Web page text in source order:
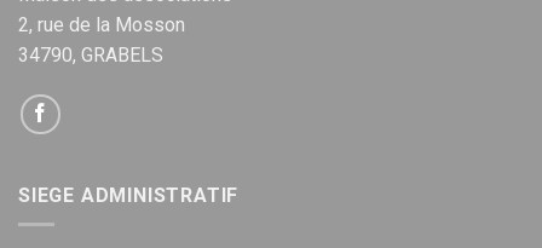
2, rue de la Mosson
34790, GRABELS
SIEGE ADMINISTRATIF